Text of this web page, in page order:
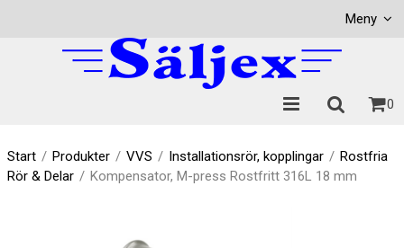
Meny
0
Start / Produkter / VVS / Installationsrör, kopplingar / Rostfria
Rör & Delar / Kompensator, M-press Rostfritt 316L 18 mm